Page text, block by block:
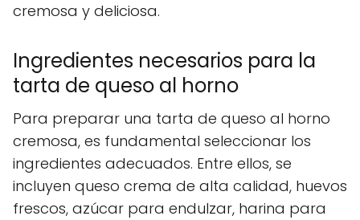
cremosa y deliciosa.
Ingredientes necesarios para la
tarta de queso al horno
Para preparar una tarta de queso al horno
cremosa, es fundamental seleccionar los
ingredientes adecuados. Entre ellos, se
incluyen queso crema de alta calidad, huevos
frescos, azúcar para endulzar, harina para